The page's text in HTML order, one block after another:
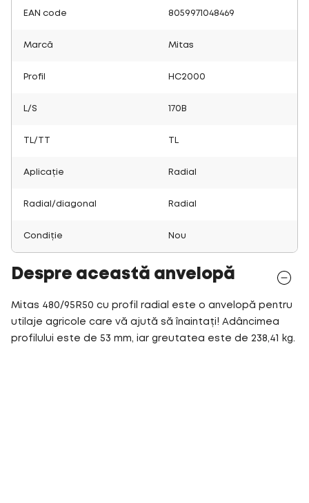
EAN code 8059971048469
Marcă Mitas
Profil HC2000
L/S 170B
TL/TT
Aplicație Radial
Radial/diagonal Radial
Condiție Nou
Despre această anvelopă
Mitas 480/95R50 cu profil radial este o anvelopă pentru
utilaje agricole care vă ajută să înaintați! Adâncimea
profilului este de 53 mm, iar greutatea este de 238,41 kg.